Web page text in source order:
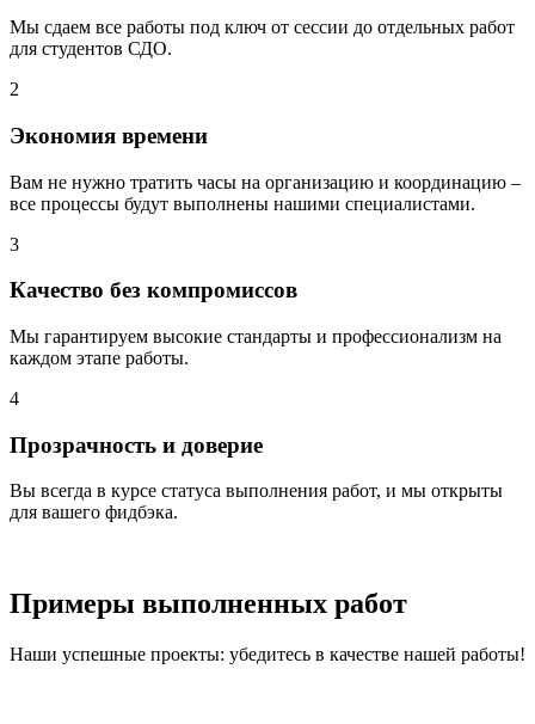
Мы сдаем все работы под ключ от сессии до отдельных работ
для студентов СДО.
2
Экономия времени
Вам не нужно тратить часы на организацию и координацию –
все процессы будут выполнены нашими специалистами.
3
Качество без компромиссов
Мы гарантируем высокие стандарты и профессионализм на
каждом этапе работы.
4
Прозрачность и доверие
Вы всегда в курсе статуса выполнения работ, и мы открыты
для вашего фидбэка.
Примеры выполненных работ
Наши успешные проекты: убедитесь в качестве нашей работы!